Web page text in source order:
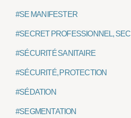
#SE MANIFESTER
#SECRET PROFESSIONNEL,
#SÉCURITÉ SANITAIRE
#SÉCURITÉ, PROTECTION
#SÉDATION
#SEGMENTATION